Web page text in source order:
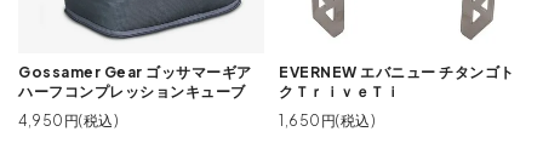
Gossamer Gear ゴッサマーギア
ハーフコンプレッションキューブ
4,950円(税込)
EVERNEW エバニュー チタンゴト
クＴｒｉｖｅＴｉ
1,650円(税込)